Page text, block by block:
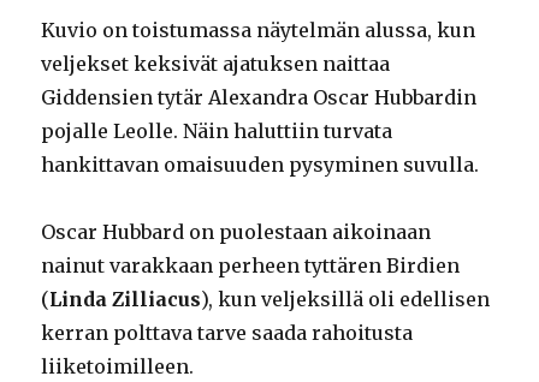
Kuvio on toistumassa näytelmän alussa, kun
veljekset keksivät ajatuksen naittaa
Giddensien tytär Alexandra Oscar Hubbardin
pojalle Leolle. Näin haluttiin turvata
hankittavan omaisuuden pysyminen suvulla.
Oscar Hubbard on puolestaan aikoinaan
nainut varakkaan perheen tyttären Birdien
(Linda Zilliacus), kun veljeksillä oli edellisen
kerran polttava tarve saada rahoitusta
liiketoimilleen.